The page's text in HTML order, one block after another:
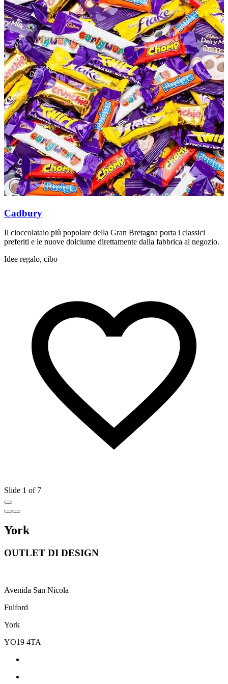
Cadbury
Il cioccolataio più popolare della Gran Bretagna porta i classici
preferiti e le nuove dolciume direttamente dalla fabbrica al negozio.
Idee regalo, cibo
Slide 1 of 7
York
OUTLET DI DESIGN
Avenida San Nicola
Fulford
York
YO19 4TA